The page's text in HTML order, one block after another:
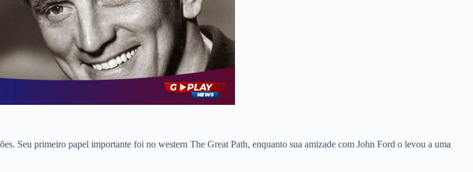
Seu primeiro papel importante foi no western The Great Path, enquanto sua amizade com John Ford o levou a uma